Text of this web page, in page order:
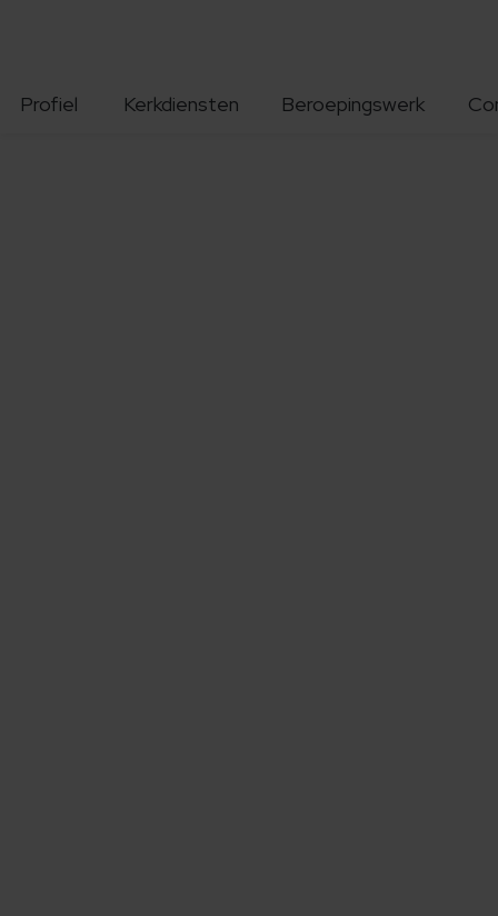
Profiel Kerkdiensten Beroepingswerk